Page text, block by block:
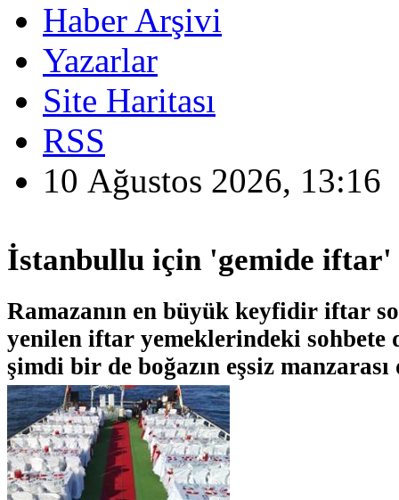
Haber Arşivi
Yazarlar
Site Haritası
RSS
10 Ağustos 2026, 13:16
İstanbullu için 'gemide
Ramazanın en büyük keyfidir iftar
yenilen iftar yemeklerindeki sohbete
şimdi bir de boğazın eşsiz